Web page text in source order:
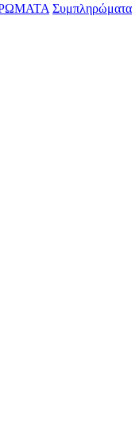
Συμπληρώματα